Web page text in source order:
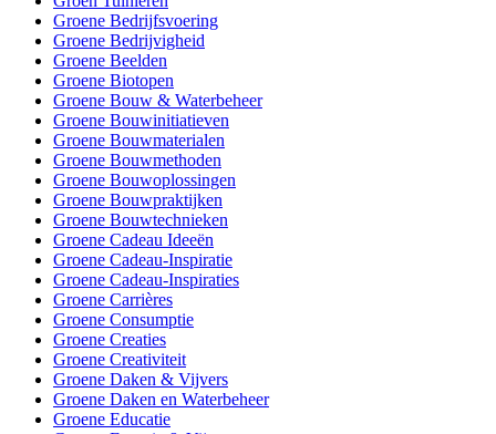
Groene Bedrijfsvoering
Groene Bedrijvigheid
Groene Beelden
Groene Biotopen
Groene Bouw & Waterbeheer
Groene Bouwinitiatieven
Groene Bouwmaterialen
Groene Bouwmethoden
Groene Bouwoplossingen
Groene Bouwpraktijken
Groene Bouwtechnieken
Groene Cadeau Ideeën
Groene Cadeau-Inspiratie
Groene Cadeau-Inspiraties
Groene Carrières
Groene Consumptie
Groene Creaties
Groene Creativiteit
Groene Daken & Vijvers
Groene Daken en Waterbeheer
Groene Educatie